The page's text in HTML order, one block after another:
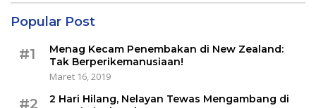
Popular Post
#1
Menag Kecam Penembakan di New Zealand:
Tak Berperikemanusiaan!
Maret 16, 2019
#2
2 Hari Hilang, Nelayan Tewas Mengambang di